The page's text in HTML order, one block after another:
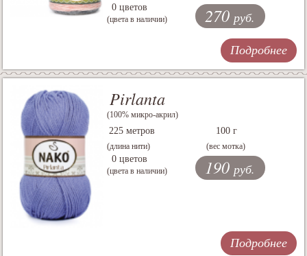
0 цветов
(цвета в наличии) 270 руб.
Подробнее
Pirlanta
(100% микро-акрил)
225 метров
(длина нити)
100 г
(вес мотка)
0 цветов
(цвета в наличии) 190 руб.
Подробнее